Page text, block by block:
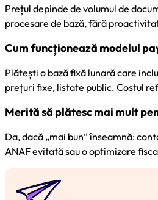
Prețul depinde de volumul de
procesare de bază, fără
Cum funcționează modelul
Plătești o bază fixă lunară care
prețuri fixe, listate public. Costul
Merită să plătesc mai mult
Da, dacă „mai bun” înseamnă:
ANAF evitată sau o optimizare